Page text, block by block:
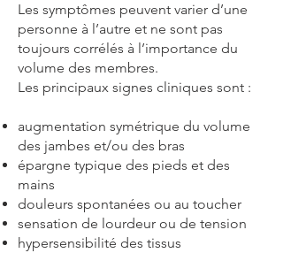
Les symptômes peuvent varier d’une
personne à l’autre et ne sont pas
toujours corrélés à l’importance du
volume des membres.
Les principaux signes cliniques sont :
augmentation symétrique du volume
des jambes et/ou des bras
épargne typique des pieds et des
mains
douleurs spontanées ou au toucher
sensation de lourdeur ou de tension
hypersensibilité des tissus